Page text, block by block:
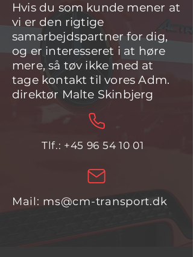
Hvis du som kunde mener at
vi er den rigtige
samarbejdspartner for dig,
og er interesseret i at høre
mere, så tøv ikke med at
tage kontakt til vores Adm.
direktør Malte Skinbjerg
Tlf.: +45 96 54 10 01
Mail: ms@cm-transport.dk